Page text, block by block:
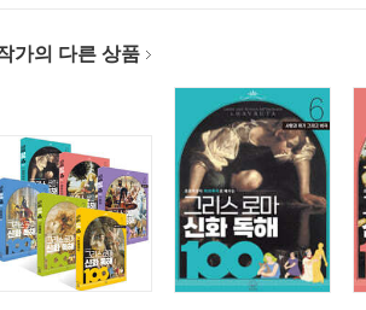
가의 다른 상품